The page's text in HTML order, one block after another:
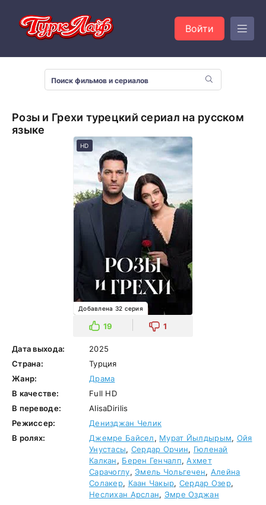
Войти
Розы и Грехи турецкий сериал на русском
языке
HD
Добавлена 32 серия
19 1
Дата выхода:
2025
Страна:
Турция
Жанр:
Драма
В качестве:
Full HD
В переводе:
AlisaDirilis
Режиссер:
Денизджан Челик
В ролях:
Джемре Байсел, Мурат Йылдырым, Ойя
Унустасы, Сердар Орчин, Гюленай
Калкан, Берен Генчалп,Ахмет
Сарачоглу,Эмель Чольгечен, Алейна
Солакер, Каан Чакыр, Сердар Озер,
Неслихан Арслан, Эмре Озджан